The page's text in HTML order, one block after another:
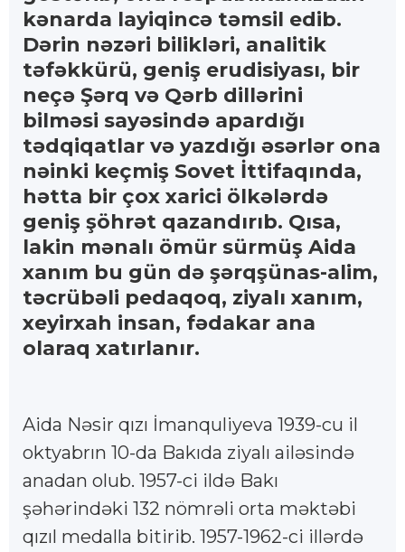
kənarda layiqincə təmsil edib.
Dərin nəzəri bilikləri, analitik
təfəkkürü, geniş erudisiyası, bir
neçə Şərq və Qərb dillərini
bilməsi sayəsində apardığı
tədqiqatlar və yazdığı əsərlər ona
nəinki keçmiş Sovet İttifaqında,
hətta bir çox xarici ölkələrdə
geniş şöhrət qazandırıb. Qısa,
lakin mənalı ömür sürmüş Aida
xanım bu gün də şərqşünas-alim,
təcrübəli pedaqoq, ziyalı xanım,
xeyirxah insan, fədakar ana
olaraq xatırlanır.
Aida Nəsir qızı İmanquliyeva 1939-cu il
oktyabrın 10-da Bakıda ziyalı ailəsində
anadan olub. 1957-ci ildə Bakı
şəhərindəki 132 nömrəli orta məktəbi
qızıl medalla bitirib. 1957-1962-ci illərdə